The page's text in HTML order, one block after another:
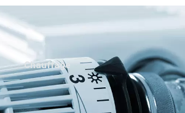
Chauffage